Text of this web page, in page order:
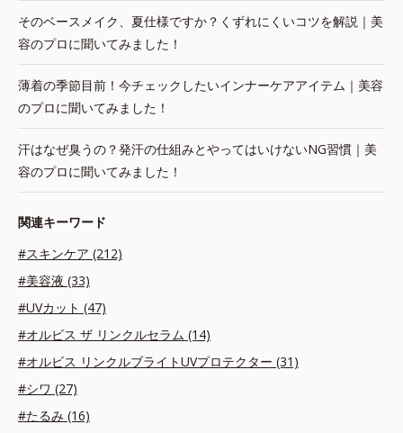
そのベースメイク、夏仕様ですか？くずれにくいコツを解説｜美
容のプロに聞いてみました！
薄着の季節目前！今チェックしたいインナーケアアイテム｜美容
のプロに聞いてみました！
汗はなぜ臭うの？発汗の仕組みとやってはいけないNG習慣｜美
容のプロに聞いてみました！
関連キーワード
#スキンケア (212)
#美容液 (33)
#UVカット (47)
#オルビス ザ リンクルセラム (14)
#オルビス リンクルブライトUVプロテクター (31)
#シワ (27)
#たるみ (16)